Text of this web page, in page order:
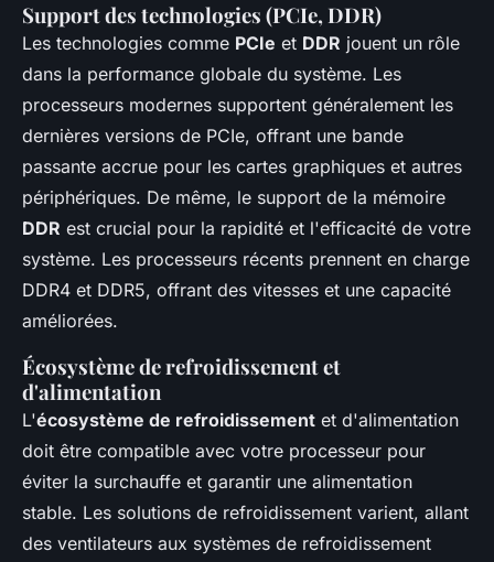
Support des technologies (PCIe, DDR)
Les technologies comme PCIe et DDR jouent un rôle
dans la performance globale du système. Les
processeurs modernes supportent généralement les
dernières versions de PCIe, offrant une bande
passante accrue pour les cartes graphiques et autres
périphériques. De même, le support de la mémoire
DDR est crucial pour la rapidité et l'efficacité de votre
système. Les processeurs récents prennent en charge
DDR4 et DDR5, offrant des vitesses et une capacité
améliorées.
Écosystème de refroidissement et
d'alimentation
L'écosystème de refroidissement et d'alimentation
doit être compatible avec votre processeur pour
éviter la surchauffe et garantir une alimentation
stable. Les solutions de refroidissement varient, allant
des ventilateurs aux systèmes de refroidissement